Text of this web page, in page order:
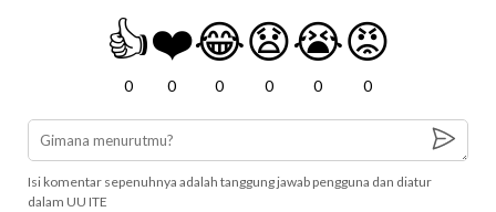
👍
0
❤️
0
😂
0
😧
0
😭
0
😡
0
Isi komentar sepenuhnya adalah tanggung jawab pengguna dan diatur
dalam UU ITE